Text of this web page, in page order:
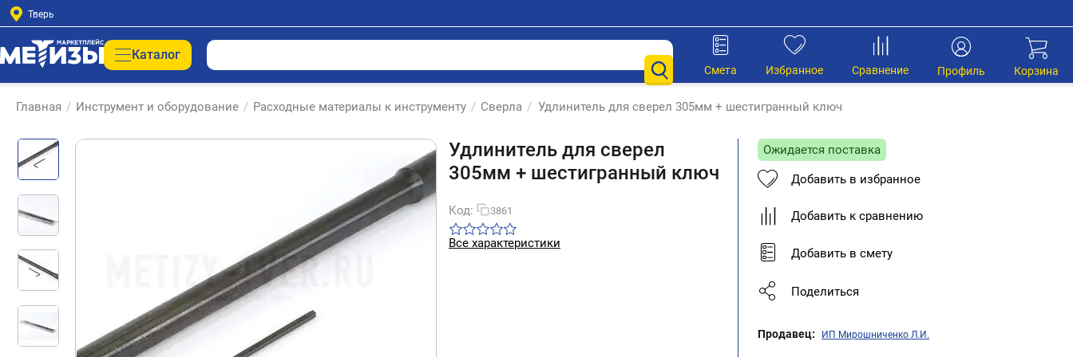
Тверь
Каталог
Корзина
Профиль
Сравнение
Избранное
Смета
Главная / Инструмент и оборудование / Расходные материалы к инструменту / Сверла / Удлинитель для сверел 305мм + шестигранный ключ
Удлинитель для сверел
305мм + шестигранный ключ
Код: 3861
Все характеристики
Ожидается поставка
Добавить в избранное
Добавить к сравнению
Добавить в смету
Поделиться
Продавец: ИП Мирошниченко Л.И.